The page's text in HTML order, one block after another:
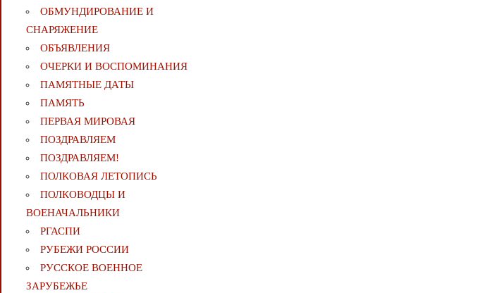
ОБМУНДИРОВАНИЕ И
СНАРЯЖЕНИЕ
ОБЪЯВЛЕНИЯ
ОЧЕРКИ И ВОСПОМИНАНИЯ
ПАМЯТНЫЕ ДАТЫ
ПАМЯТЬ
ПЕРВАЯ МИРОВАЯ
ПОЗДРАВЛЯЕМ
ПОЗДРАВЛЯЕМ!
ПОЛКОВАЯ ЛЕТОПИСЬ
ПОЛКОВОДЦЫ И
ВОЕНАЧАЛЬНИКИ
РГАСПИ
РУБЕЖИ РОССИИ
РУССКОЕ ВОЕННОЕ
ЗАРУБЕЖЬЕ